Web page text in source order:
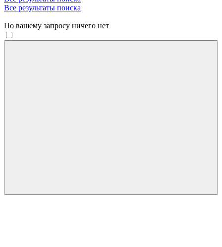
Все результаты поиска
По вашему запросу ничего нет